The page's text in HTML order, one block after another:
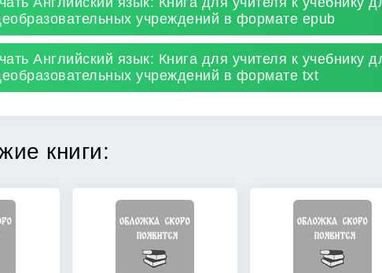
учреждений в формате epub
Английский язык: Книга для учителя к учебнику
учреждений в формате txt
книги: